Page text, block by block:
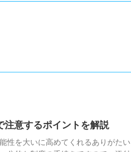
注意するポイントを解説
性を大いに高めてくれるありがたい